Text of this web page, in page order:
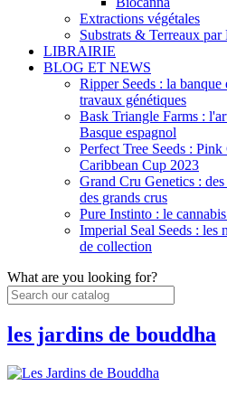
Extractions végétales
Substrats & Terreaux par
LIBRAIRIE
BLOG ET NEWS
Ripper Seeds : la banque
travaux génétiques
Bask Triangle Farms :
Basque espagnol
Perfect Tree Seeds :
Caribbean Cup 2023
Grand Cru Genetics :
des grands crus
Pure Instinto : le
Imperial Seal Seeds : les
de collection
What are you looking for?
les jardins de bouddha